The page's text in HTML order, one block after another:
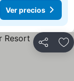
Ver precios
Compartir